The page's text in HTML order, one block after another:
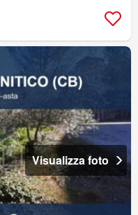
Visualizza foto